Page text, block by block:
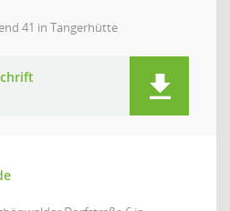
41 in Tangerhütte